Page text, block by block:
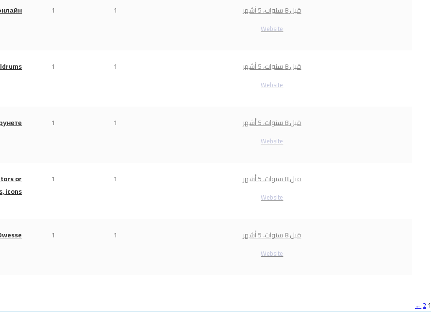
1 1 قبل 8 سنوات، 5 أشهر
Website
1 1 قبل 8 سنوات، 5 أشهر
Website
1 1 قبل 8 سنوات، 5 أشهر
Website
or
icons
1 1 قبل 8 سنوات، 5 أشهر
Website
1 1 قبل 8 سنوات، 5 أشهر
Website
1
2
←